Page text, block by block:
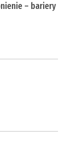
– bariery